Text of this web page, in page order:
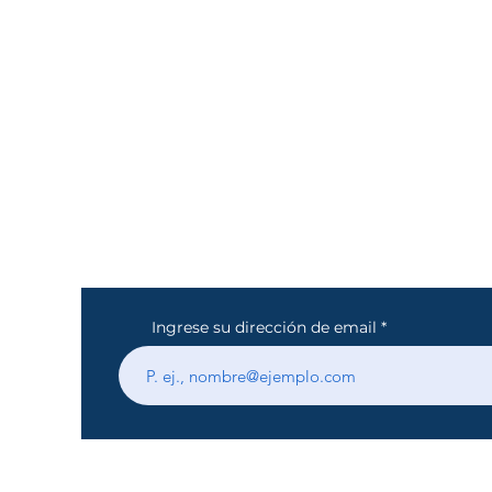
Ingrese su dirección de email